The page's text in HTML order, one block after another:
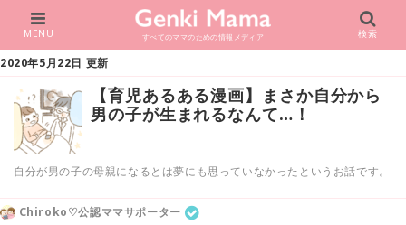
すべてのママのための情報メディア
MENU 検索
2020年5月22日 更新
【育児あるある漫画】まさか自分から
男の子が生まれるなんて…！
自分が男の子の母親になるとは夢にも思っていなかったというお話です。
Chiroko♡公認ママサポーター